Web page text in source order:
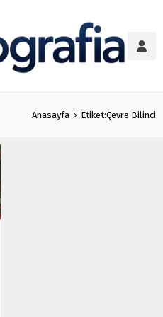
Anasayfa Etiket:Çevre Bilinci